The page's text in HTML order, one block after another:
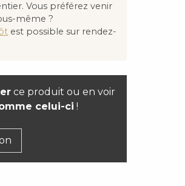
Vous préférez venir
même ?
est possible sur rendez-
ce produit ou en voir
celui-ci !